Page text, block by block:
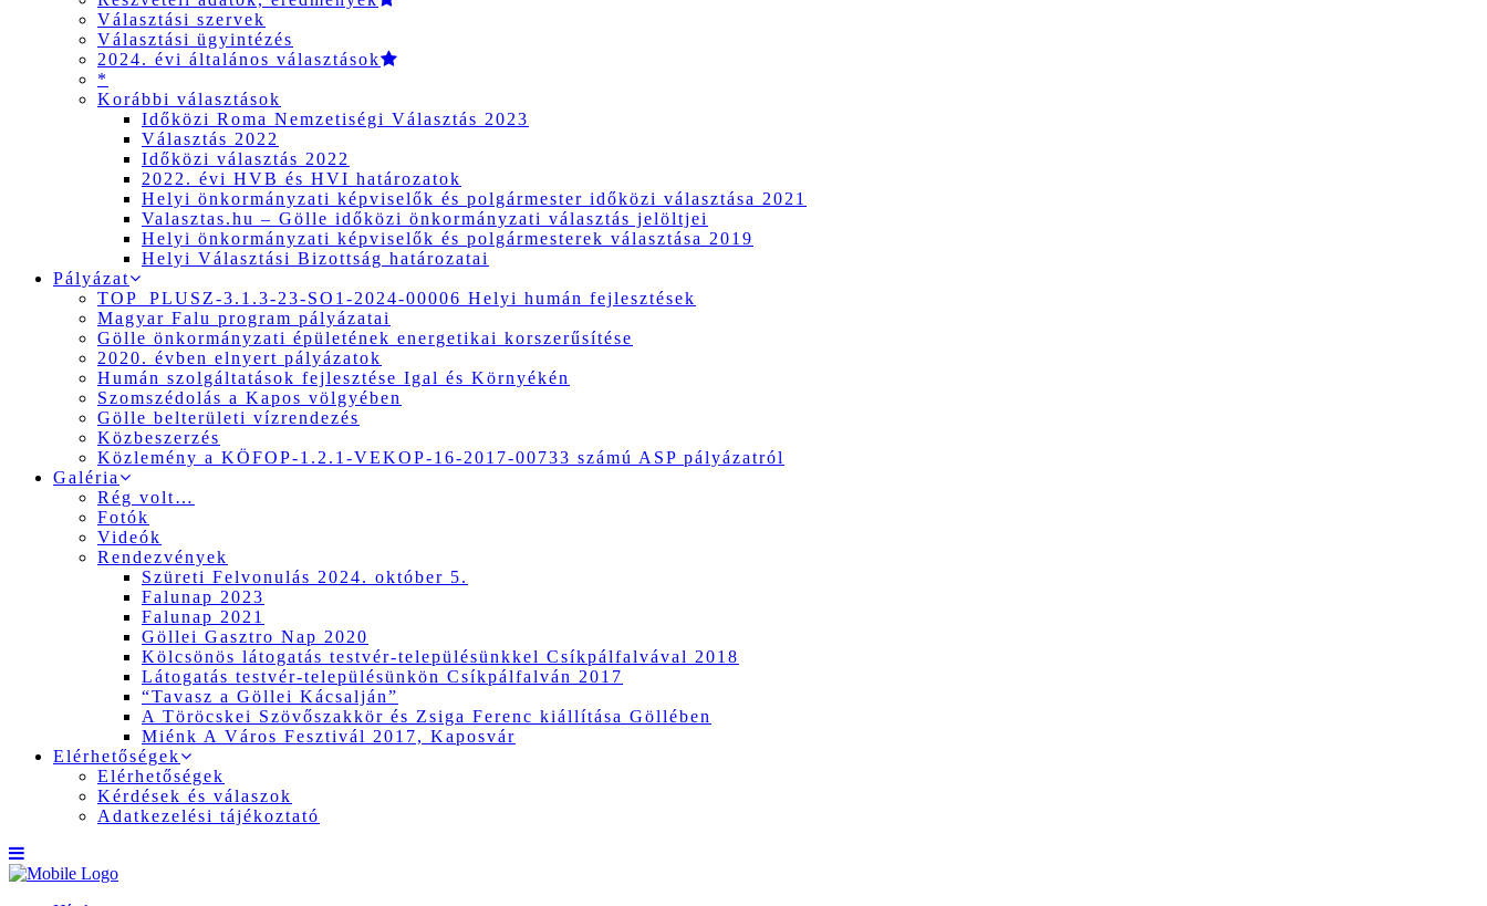
Választási szervek
Választási ügyintézés
2024. évi általános választások
*
Korábbi választások
Időközi Roma Nemzetiségi Választás 2023
Választás 2022
Időközi választás 2022
2022. évi HVB és HVI határozatok
Helyi önkormányzati képviselők és polgármester időközi választása 2021
Valasztas.hu – Gölle időközi önkormányzati választás jelöltjei
Helyi önkormányzati képviselők és polgármesterek választása 2019
Helyi Választási Bizottság határozatai
Pályázat
TOP_PLUSZ-3.1.3-23-SO1-2024-00006 Helyi humán fejlesztések
Magyar Falu program pályázatai
Gölle önkormányzati épületének energetikai korszerűsítése
2020. évben elnyert pályázatok
Humán szolgáltatások fejlesztése Igal és Környékén
Szomszédolás a Kapos völgyében
Gölle belterületi vízrendezés
Közbeszerzés
Közlemény a KÖFOP-1.2.1-VEKOP-16-2017-00733 számú ASP pályázatról
Galéria
Rég volt…
Fotók
Videók
Rendezvények
Szüreti Felvonulás 2024. október 5.
Falunap 2023
Falunap 2021
Göllei Gasztro Nap 2020
Kölcsönös látogatás testvér-településünkkel Csíkpálfalvával 2018
Látogatás testvér-településünkön Csíkpálfalván 2017
“Tavasz a Göllei Kácsalján”
A Töröcskei Szövőszakkör és Zsiga Ferenc kiállítása Göllében
Miénk A Város Fesztivál 2017, Kaposvár
Elérhetőségek
Elérhetőségek
Kérdések és válaszok
Adatkezelési tájékoztató